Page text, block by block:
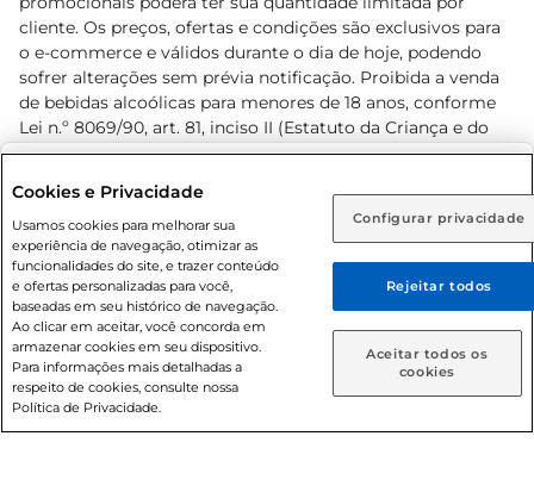
Rio de Janeiro (RJ) Goiás (GO)
Ou
Caso queira comprar online, informe como deseja receber
suas compras:
Entrega em casa Retire em Loja
cliente. Os preços, ofertas e condições são exclusivos para
o e-commerce e válidos durante o dia de hoje, podendo
sofrer alterações sem prévia notificação. Proibida a venda
de bebidas alcoólicas para menores de 18 anos, conforme
Lei n.º 8069/90, art. 81, inciso II (Estatuto da Criança e do
Adolescente). Preços e condições exclusivos para o
prévio. O valor mínimo para as compras on-line é de R$
80,00.
© 2026 Copyright. Todos os direitos
reservados Prezunic.
Cookies e Privacidade
Usamos cookies para melhorar sua
experiência de navegação, otimizar as
funcionalidades do site, e trazer conteúdo
e ofertas personalizadas para você,
baseadas em seu histórico de navegação.
Ao clicar em aceitar, você concorda em
armazenar cookies em seu dispositivo.
Para informações mais detalhadas a
respeito de cookies, consulte nossa
Política de Privacidade.
Configurar privacidade
Rejeitar todos
Aceitar todos os
cookies